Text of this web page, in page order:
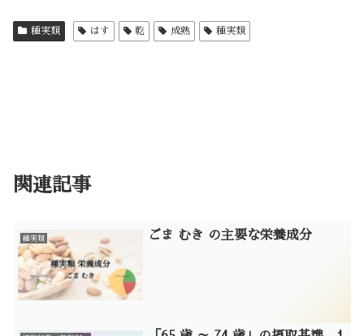
種実類 はす 乾 成熟 種実類
関連記事
種実類 ごま むき の主要な栄養成分